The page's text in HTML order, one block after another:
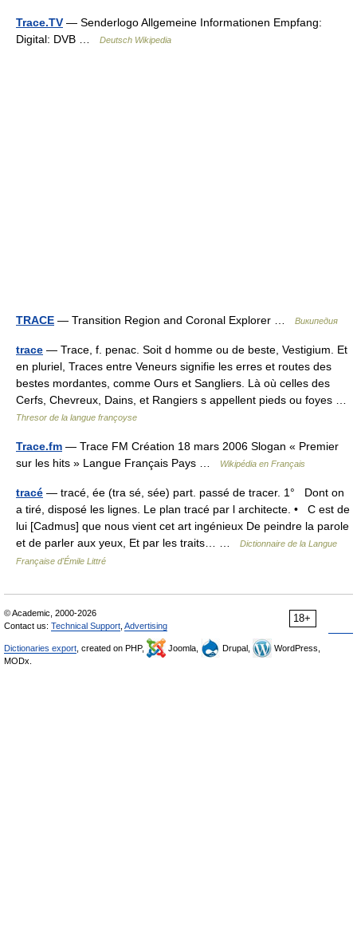
Trace.TV — Senderlogo Allgemeine Informationen Empfang:
Digital: DVB …
Deutsch Wikipedia
TRACE — Transition Region and Coronal Explorer … Википедия
trace — Trace, f. penac. Soit d homme ou de beste, Vestigium. Et
en pluriel, Traces entre Veneurs signifie les erres et routes des
bestes mordantes, comme Ours et Sangliers. Là où celles des
Cerfs, Chevreux, Dains, et Rangiers s appellent pieds ou foyes …
Thresor de la langue françoyse
Trace.fm — Trace FM Création 18 mars 2006 Slogan « Premier
sur les hits » Langue Français Pays …
Wikipédia en Français
tracé — tracé, ée (tra sé, sée) part. passé de tracer. 1° Dont on
a tiré, disposé les lignes. Le plan tracé par l architecte. • C est de
lui [Cadmus] que nous vient cet art ingénieux De peindre la parole
et de parler aux yeux, Et par les traits… …
Dictionnaire de la Langue
Française d'Émile Littré
18+
© Academic, 2000-2026
Contact us: Technical Support Advertising
Dictionaries export , created on PHP, Joomla, Drupal,
WordPress,
MODx.